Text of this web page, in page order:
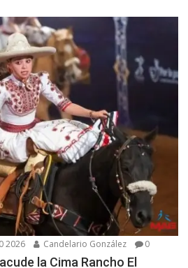
2026 Candelario González 0
la Cima Rancho El